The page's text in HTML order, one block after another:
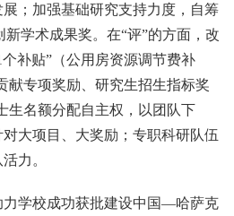
；加强基础研究支持力度，自筹
新学术成果奖。在“评”的方面，改
补贴”（公用房资源调节费补
献专项奖励、研究生招生指标奖
生名额分配自主权，以团队下
大项目、大奖励；专职科研队伍
力。
力学校成功获批建设中国—哈萨克